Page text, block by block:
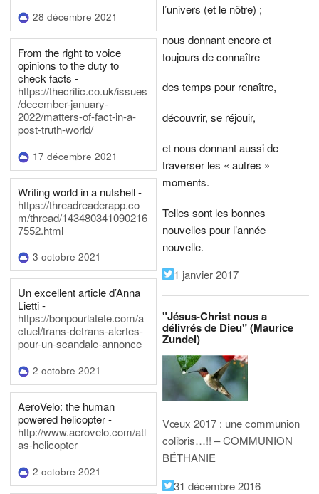
28 décembre 2021
From the right to voice
opinions to the duty to
check facts -
https://thecritic.co.uk/issues
/december-january-
2022/matters-of-fact-in-a-
post-truth-world/
17 décembre 2021
Writing world in a nutshell -
https://threadreaderapp.co
m/thread/143480341090216
7552.html
3 octobre 2021
Un excellent article d’Anna
Lietti -
https://bonpourlatete.com/a
ctuel/trans-detrans-alertes-
pour-un-scandale-annonce
2 octobre 2021
AeroVelo: the human
powered helicopter -
http://www.aerovelo.com/atl
as-helicopter
2 octobre 2021
l’univers (et le nôtre) ;
nous donnant encore et
toujours de connaître
des temps pour renaître,
découvrir, se réjouir,
et nous donnant aussi de
traverser les « autres »
moments.
Telles sont les bonnes
nouvelles pour l’année
nouvelle.
1 janvier 2017
"Jésus-Christ nous a
délivrés de Dieu" (Maurice
Zundel)
Vœux 2017 : une communion
colibris…!! – COMMUNION
BÉTHANIE
31 décembre 2016